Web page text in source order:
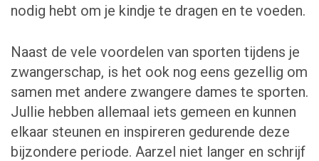
nodig hebt om je kindje te dragen en te voeden.
Naast de vele voordelen van sporten tijdens je
zwangerschap, is het ook nog eens gezellig om
samen met andere zwangere dames te sporten.
Jullie hebben allemaal iets gemeen en kunnen
elkaar steunen en inspireren gedurende deze
bijzondere periode. Aarzel niet langer en schrijf